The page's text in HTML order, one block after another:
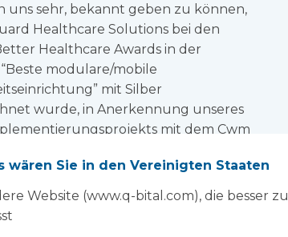
uns sehr, bekannt geben zu können,
Healthcare Solutions bei den
Healthcare Awards in der
modulare/mobile
mit Silber
wurde, in Anerkennung unseres
mit dem Cwm
wären Sie in den Vereinigten Staaten
Website (www.q-bital.com), die besser zu